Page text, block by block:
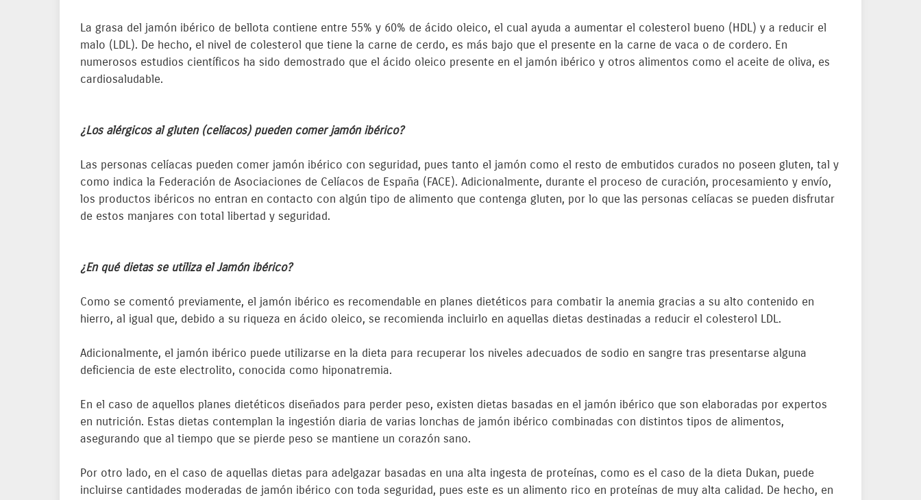
La grasa del jamón ibérico de bellota contiene entre 55% y 60% de ácido oleico, el cual ayuda a aumentar el colesterol bueno (HDL) y a reducir el
malo (LDL). De hecho, el nivel de colesterol que tiene la carne de cerdo, es más bajo que el presente en la carne de vaca o de cordero. En
numerosos estudios científicos ha sido demostrado que el ácido oleico presente en el jamón ibérico y otros alimentos como el aceite de oliva, es
cardiosaludable.
¿Los alérgicos al gluten (celíacos) pueden comer jamón ibérico?
Las personas celíacas pueden comer jamón ibérico con seguridad, pues tanto el jamón como el resto de embutidos curados no poseen gluten, tal y
como indica la Federación de Asociaciones de Celíacos de España (FACE). Adicionalmente, durante el proceso de curación, procesamiento y envío,
los productos ibéricos no entran en contacto con algún tipo de alimento que contenga gluten, por lo que las personas celíacas se pueden disfrutar
de estos manjares con total libertad y seguridad.
¿En qué dietas se utiliza el Jamón ibérico?
Como se comentó previamente, el jamón ibérico es recomendable en planes dietéticos para combatir la anemia gracias a su alto contenido en
hierro, al igual que, debido a su riqueza en ácido oleico, se recomienda incluirlo en aquellas dietas destinadas a reducir el colesterol LDL.
Adicionalmente, el jamón ibérico puede utilizarse en la dieta para recuperar los niveles adecuados de sodio en sangre tras presentarse alguna
deficiencia de este electrolito, conocida como hiponatremia.
En el caso de aquellos planes dietéticos diseñados para perder peso, existen dietas basadas en el jamón ibérico que son elaboradas por expertos
en nutrición. Estas dietas contemplan la ingestión diaria de varias lonchas de jamón ibérico combinadas con distintos tipos de alimentos,
asegurando que al tiempo que se pierde peso se mantiene un corazón sano.
Por otro lado, en el caso de aquellas dietas para adelgazar basadas en una alta ingesta de proteínas, como es el caso de la dieta Dukan, puede
incluirse cantidades moderadas de jamón ibérico con toda seguridad, pues este es un alimento rico en proteínas de muy alta calidad. De hecho, en